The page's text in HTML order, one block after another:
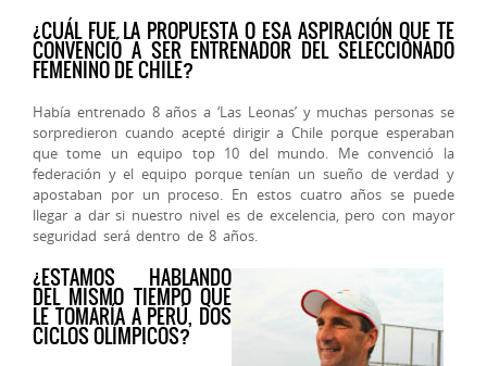
¿CUÁL FUE LA PROPUESTA O ESA ASPIRACIÓN QUE TE
CONVENCIÓ A SER ENTRENADOR DEL SELECCIONADO
FEMENINO DE CHILE?
Había entrenado 8 años a ‘Las Leonas’ y muchas personas se
sorpredieron cuando acepté dirigir a Chile porque esperaban
que tome un equipo top 10 del mundo. Me convenció la
federación y el equipo porque tenían un sueño de verdad y
apostaban por un proceso. En estos cuatro años se puede
llegar a dar si nuestro nivel es de excelencia, pero con mayor
seguridad será dentro de 8 años.
¿ESTAMOS HABLANDO
DEL MISMO TIEMPO QUE
LE TOMARÍA A PERÚ, DOS
CICLOS OLÍMPICOS?